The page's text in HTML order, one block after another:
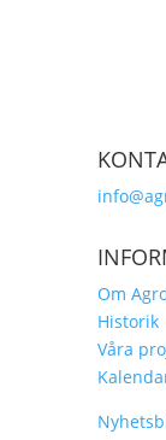
Om
Historik
Våra